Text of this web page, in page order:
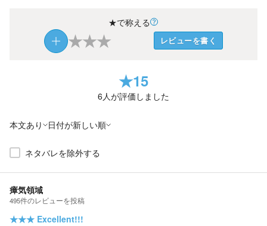
★で称える
★★★ レビューを書く
★15
6人が評価しました
本文あり 日付が新しい順
ネタバレを除外する
瘴気領域
495件のレビューを投稿
★★★ Excellent!!!